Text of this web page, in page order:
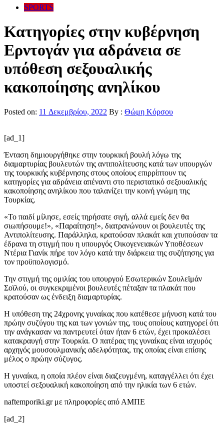
SPORTS
Κατηγορίες στην κυβέρνηση
Ερντογάν για αδράνεια σε
υπόθεση σεξουαλικής
κακοποίησης ανηλίκου
Posted on: 11 Δεκεμβρίου, 2022 By : Θώμη Κόρσου
[ad_1]
Ένταση δημιουργήθηκε στην τουρκική βουλή λόγω της
διαμαρτυρίας βουλευτών της αντιπολίτευσης κατά των υπουργών
της τουρκικής κυβέρνησης στους οποίους επιρρίπτουν τις
κατηγορίες για αδράνεια απέναντι στο περιστατικό σεξουαλικής
κακοποίησης ανηλίκου που ταλανίζει την κοινή γνώμη της
Τουρκίας.
«Το παιδί μίλησε, εσείς τηρήσατε σιγή, αλλά εμείς δεν θα
σιωπήσουμε!», «Παραίτηση!», διατρανώνουν οι βουλευτές της
Αντιπολίτευσης. Παράλληλα, κρατούσαν πλακάτ και χτυπούσαν τα
έδρανα τη στιγμή που η υπουργός Οικογενειακών Υποθέσεων
Ντέρια Γιανίκ πήρε τον λόγο κατά την διάρκεια της συζήτησης για
τον προϋπολογισμό.
Την στιγμή της ομιλίας του υπουργού Εσωτερικών Σουλεϊμάν
Σοϊλού, οι συγκεκριμένοι βουλευτές πέταξαν τα πλακάτ που
κρατούσαν ως ένδειξη διαμαρτυρίας.
Η υπόθεση της 24χρονης γυναίκας που κατέθεσε μήνυση κατά του
πρώην συζύγου της και των γονιών της, τους οποίους κατηγορεί ότι
την ανάγκασαν να παντρευτεί όταν ήταν 6 ετών, έχει προκαλέσει
κατακραυγή στην Τουρκία. Ο πατέρας της γυναίκας είναι ισχυρός
αρχηγός μουσουλμανικής αδελφότητας, της οποίας είναι επίσης
μέλος ο πρώην σύζυγος.
Η γυναίκα, η οποία πλέον είναι διαζευγμένη, καταγγέλλει ότι έχει
υποστεί σεξουαλική κακοποίηση από την ηλικία των 6 ετών.
naftemporiki.gr με πληροφορίες από ΑΜΠΕ
[ad_2]